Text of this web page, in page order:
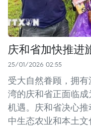
庆和省加快推进
25/01/2026 02:55
受大自然眷顾，拥
湾的庆和省正面临成
机遇。庆和省决心
中生态农业和本土